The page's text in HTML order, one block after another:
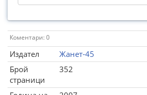
Коментари: 0
Издател
Жанет-45
Брой
страници
352